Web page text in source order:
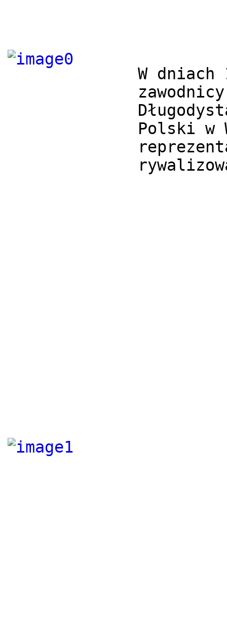
W dniach
Polski w